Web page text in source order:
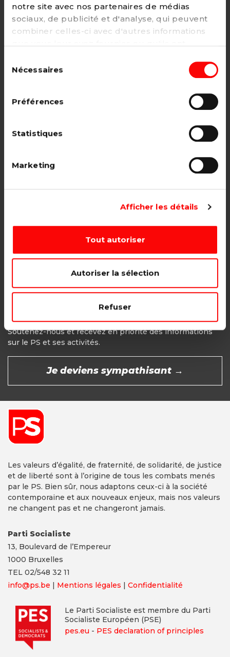
notre site avec nos partenaires de médias
sociaux, de publicité et d'analyse, qui peuvent
combiner celles-ci avec d'autres informations
services. Vous pouvez à tout moment modifier
politique
duNécessaires
Préférences
Statistiques
Marketing
Afficher les détails
Tout autoriser
Autoriser la sélection
Refuser
Adhésion
2€ - Paiement mensuel
Adhésion étudiant, pensionné, en
Adhésion étudiant, pensionné, en
CHOISIR →
Soutenez-nous et recevez en priorité des informations
sur le PS et ses activités.
Je deviens sympathisant →
Les valeurs d’égalité, de fraternité, de solidarité, de justice
et de liberté sont à l’origine de tous les combats menés
par le PS. Bien sûr, nous adaptons ceux-ci à la société
contemporaine et aux nouveaux enjeux, mais nos valeurs
ne changent pas et ne changeront jamais.
Parti Socialiste
13, Boulevard de l’Empereur
1000 Bruxelles
TEL 02/548 32 11
info@ps.be | Mentions légales | Confidentialité
Le Parti Socialiste est membre du Parti
Socialiste Européen (PSE)
pes.eu - PES declaration of principles